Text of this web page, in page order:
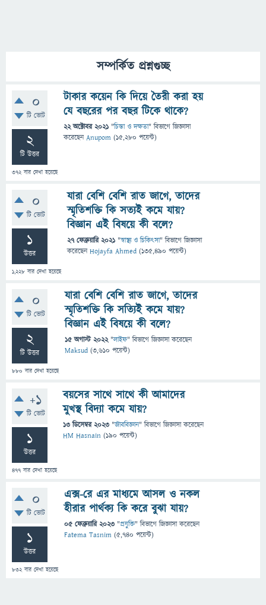
সম্পর্কিত প্রশ্নগুচ্ছ
0
টি ভোট
2
টি উত্তর
372বার দেখা হয়েছে
টাকার কয়েন কি দিয়ে তৈরী করা হয়
যে বছরের পর বছর টিকে থাকে?
22 অক্টোবর 2021 "চিন্তা ও দক্ষতা" বিভাগে জিজ্ঞাসা
করেছেনAnupom (15,280 পয়েন্ট)
0
টি ভোট
1
উত্তর
1,228 বার দেখা হয়েছে
যারা বেশি বেশি রাত জাগে, তাদের
স্মৃতিশক্তি কি সত্যই কমে যায়?
বিজ্ঞান এই বিষয়ে কী বলে?
27 ফেব্রুয়ারি 2021 "স্বাস্থ্য ও চিকিৎসা" বিভাগে জিজ্ঞাসা
করেছেনHojayfa Ahmed (135,490 পয়েন্ট)
0
টি ভোট
2
টি উত্তর
880 বার দেখা হয়েছে
যারা বেশি বেশি রাত জাগে, তাদের
স্মৃতিশক্তি কি সত্যিই কমে যায়?
বিজ্ঞান এই বিষয়ে কী বলে?
15 অগাস্ট 2022 "লাইফ" বিভাগে জিজ্ঞাসাকরেছেন
Maksud (3,610 পয়েন্ট)
+1
টি ভোট
1
উত্তর
477 বার দেখা হয়েছে
বয়সের সাথে সাথে কী আমাদের
মুখস্থ বিদ্যা কমে যায়?
13 ডিসেম্বর 2023 "জীববিজ্ঞান" বিভাগে জিজ্ঞাসাকরেছেন
HM Hasnain (190 পয়েন্ট)
0
টি ভোট
1
উত্তর
832বার দেখা হয়েছে
এক্স-রে এর মাধ্যমে আসল ও নকল
হীরার পার্থক্য কি করে বুঝা যায়?
05 ফেব্রুয়ারি 2023 "প্রযুক্তি" বিভাগে জিজ্ঞাসাকরেছেন
Fatema Tasnim (5,740 পয়েন্ট)